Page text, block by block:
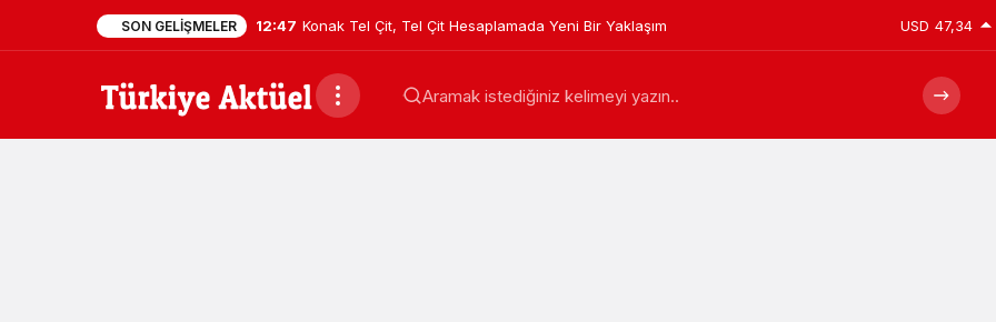
SON GELIŞMELER 12:47 Konak Tel Çit, Tel Çit Hesaplamada Yeni Bir Yaklaşım USD 47,34